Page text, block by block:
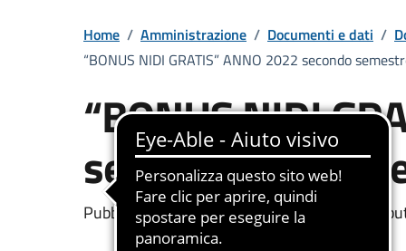
Home / Amministrazione / Documenti e dati /
“BONUS NIDI GRATIS” ANNO 2022 secondo
“BONUS NIDI
secondo
Dettaglio del documento
Pubblicazione graduatoria ammessi al